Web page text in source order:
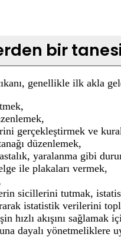
bir
genellikle ilk akla
gerçekleştirmek ve
düzenlemek,
yaralanma gibi
ile plakaları vermek,
sicillerini tutmak,
istatistik verilerini
hızlı akışını
dayalı yönetmeliklere